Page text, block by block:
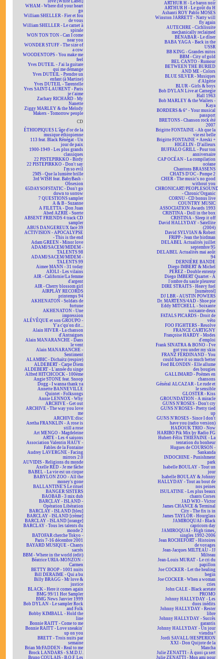
love [White Label]
WHAM - Where did your heart
go
William SHELLER - Fier et fou
de vous
William SHELLER - Le carnet à
spirale
WON TON TON - Can I come
near you
WONDER STUFF - The size of
a cow
WOODENTOPS - You make me
feel
Yves DUTEIL - J'ai la guitare
qui me démange
Yves DUTEIL - Prendre un
enfant (à Martine)
Yves DUTEIL - Tarentelle
Yves SAINT-LAURENT - Paris
je t'aime
Zachary RICHARD - My
Nanette
Ziggy MARLEY & the Melody
Makers - Tomorrow people
CD
ÉTHIOPIQUES L'âge d'or de la
musique éthiopienne
113 feat. Black Rénégat - Un
jour de paix
1900-1949 - Les plus grands
classiques
22 PISTEPIRKKO - Birdy
22 PISTEPIRKKO - Don't say
I'm so evil
2MS - Que la lumière brille
3rd WISH feat. BabyBash -
Obsesion
65DAYSOFSTATIC - Don't go
down to sorrow
7 QUESTIONS sampler
A & B - Suzanne
A FILETTA - Don Juan
Abed AZRIÉ - Suerte
ABSENT FRIENDS 4 track CD
sampler
ABUS DANGEREUX face 39
ACTIVISION - APOCALYPSE
- This is the end
Adam GREEN - Minor love
ADAMI/SACEM/MIDEM -
TALENTS 98
ADAMI/SACEM/MIDEM -
TALENTS 99
Aimee MANN - 31 today
AÏOLI - Les vilains
AIR - Californie/La femme
d'argent
AIR - Cherry blossom girl
AIRPLAY RECORDS
printemps 94
AKHENATON - Soldats de
fortune
AKHENATON - Une
impression
ALÉVÊQUE et son GROUPO -
Y'a c'qu'on dit...
Alain HIVER - La chanson
d'Antraigues
Alain MANARANCHE - Dans
le vent
Alain MANARANCHE -
Sentiment
ALAMBIC - Dichaïtz (respire)
ALDEBERT - Carpe Diem
ALDEBERT - L'année du singe
Alfred HITCHCOCK - 100ème
Angie STONE feat. Snoop
Dogg - I wanna thank ya
Annette BANNEVILLE
Quintet - Folksongs
Annie LENNOX - Why
ARCHIVE - Get out
ARCHIVE - The way you love
me
ARCHIVE:disc
Aretha FRANKLIN - A rose is
still a rose
Art MENGO - Magdeleine
ARTE - Les 4 saisons
Association Valentin HAÜY -
Fables de la Fontaine
Audrey LAVERGNE - Facing
mirrors 2.0
AUVIDIS - Religions du monde
Axelle RED - Je me fâche
BABEL - La vie est un cirque
BABYLON ZOO - All the
money's gone
BALLANTINE'S Le rituel
BANGER SISTERS
BAOBAB - 3 mix dub
BARCLAY - ISLAND -
Opération Libération
BARCLAY - ISLAND [bleu]
BARCLAY - ISLAND [crème]
BARCLAY - ISLAND [orange]
BARCLAY - Tous les talents du
monde 2
BATOFAR cherche Tokyo -
Paris 7-16 décembre 2001
BAYARD MUSIQUE - Chants
sacrés
BBM - Where in the world (edit)
Béatrice URIA-MONZON -
Carmen
BETTY BOOP - 1001 nuits
Bill DERAIME - Qui a bu
Billy BRAGG - Mr love &
justice
BLACK - Here it comes again
BMG 99/11 Hot Sampler
BMG News Janvier 1999
Bob DYLAN - Le sampler Rock
and Folk
Bobby KIMBALL - Hold the
line
Bonnie RAITT - Come to me
Bonnie RAITT - Love sneakin'
up on you
BRETT - Trois nuits par
semaine
Brian McFADDEN - Real to me
Brock LANDARS - S.M.D.U.
Bruno COULAIS - B.O.F. Les
ARTHUR H - Le baron noir
ARTHUR H - Le goût du H
Ashanti ROY Pablo MOSES
Winston JARRETT - Natty will
fly again
AUTECHRE - Cichlisuite
mechanically reclaimed
BÉNABAR - Le dîner
BABA YAGA - Back in the
USSR
BB KING - Grandes mitos
BBM - City of gold
BEL CANTO - Rumour
BETWEEN THE BURIED
AND ME - Colors
BLUE SILVER - Musiques
d'Algérie
BLUR - Girls & boys
Bob DYLAN Live at Carnegie
Hall 1963
Bob MARLEY & the Wailers -
Kaya
BORDERS & 6° - Your musical
passport
BRETONS - Chanson rock été
2007
Brigitte FONTAINE - Ah que la
vie est belle
Brigitte FONTAINE + Areski +
HIGELIN - D'ailleurs
BUFFALO GRILL - Pour ton
anniversaire
CAP OCÉAN - La compilation
océane
Chantons BRASSENS
CHATS D'OC - Pompe 2
CHER - The music's no good
without you
CHRONICART/
- Chronic'Organic
CORNU - CD bonus live
COUNTRY MUSIC
ASSOCIATION Awards 1993
CRISTINA - Doll in the box
CRISTINA - Sleep it off
David HALLYDAY - Satellite
(2004)
David SYLVIAN & Robert
FRIPP - Jean the birdman
DELABEL Actualités juillet
septembre 95
DELABEL Actualités mai août
94
DERNIÈRE BANDE
Diego IMBERT & Michel
PEREZ - Double entente
Diego IMBERT Quartet - À
l'ombre du saule pleureur
DIRE STRAITS - Heavy fuel
[numéroté]
DJ LBR - AUSTIN POWERS
Dr. MARTENS/4AD - Shoe pie
Eddy MITCHELL - Soixante
soixante-deux
FATALS PICARDS - Droit de
véto
FOO FIGHTERS - Resolve
FRANCE CARTIGNY
Françoise HARDY - Modes
d'emploi
Frank SINATRA & BONO - I've
got you under my skin
FRANZ FERDINAND - You
could have it so much better
Fred BLONDIN - Elle allume
des bougies
GALLIMARD - Poèmes en
chansons
Général ALCAZAR - Le rude et
le sensible
GLOSTER - Kiss
GROUNDATION - A miracle
GUNS N'ROSES - Don't cry
GUNS N'ROSES - Pretty tied
up
GUNS N'ROSES - Since I don't
have you (radio version)
HADOUK TRIO - Now
HARIBO Pik Mix by Radio FG
Hubert-Félix THIÉFAINE - La
tentation du bonheur
Hugues de COURSON -
Sankanda
INDOCHINE - Punishment
park
Isabelle BOULAY - Tout un
jour
Isabelle BOULAY & Johnny
HALLYDAY - Tout au bout de
nos peines
ISULATINE - Les plus beaux
chants Corses
JAD WIO - Victor
James CHANCE & Terminal
City - The fix is in
James TAYLOR - Hourglass
JAMIROQUAI - Black
capricorn day
JAMIROQUAI - High times,
singles 1992-2006
Jean ROCHEFORT - Histoires
de voyages
Jean-Jacques MILTEAU - JJ
Milteau
Jean-Louis MURAT - Le cri du
papillon
Joe COCKER - Let the healing
begin
Joe COCKER - When a woman
cries
John CALE - Black acetate
PROMO
Johnny HALLYDAY - Les
duos inédits
Johnny HALLYDAY - Rester
libre
Johnny HALLYDAY - Succès
garantis
Johnny HALLYDAY - Un jour
viendra ²
Jordi SAVALL/HESPERION
XXI - Don Quijote de la
Mancha
Julie ZENATTI - À quoi ça sert
Julie ZENATTI - Mon ami pour